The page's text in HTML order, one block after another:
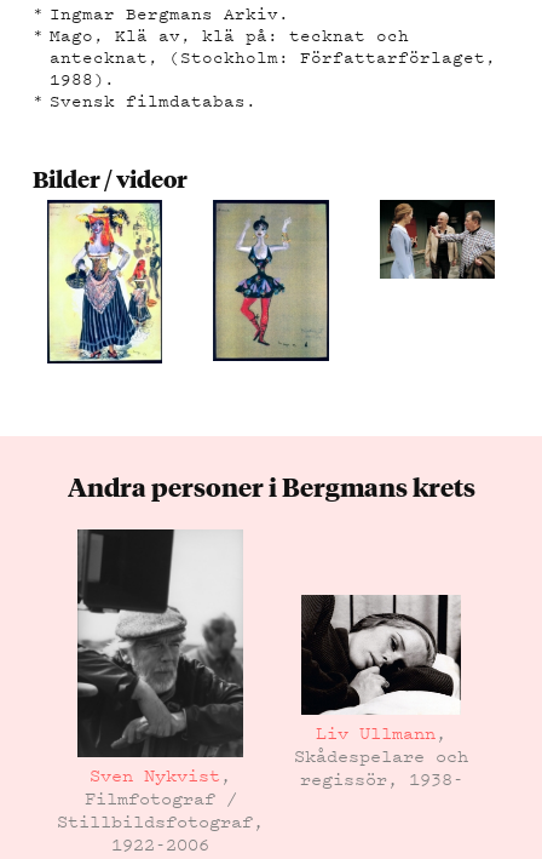
Ingmar Bergmans Arkiv.
Mago, Klä av, klä på: tecknat och
antecknat, (Stockholm: Författarförlaget,
1988).
Svensk filmdatabas.
Bilder / videor
Andra personer i Bergmans krets
Sven Nykvist ,
Filmfotograf /
Stillbildsfotograf,
1922-2006
Liv Ullmann,
Skådespelare och
regissör, 1938-